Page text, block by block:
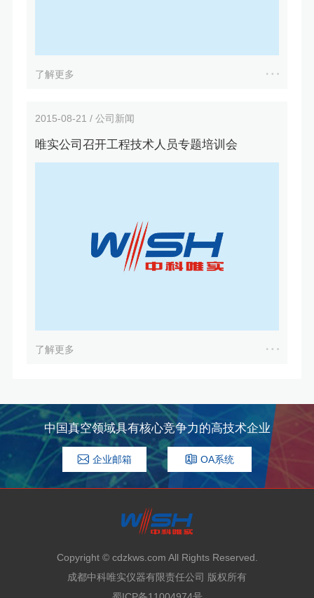
了解更多
2015-08-21 / 公司新闻
唯实公司召开工程技术人员专题培训会
了解更多
中国真空领域具有核心竞争力的高技术企业
企业邮箱 OA系统
Copyright © cdzkws.com All Rights Reserved.
成都中科唯实仪器有限责任公司 版权所有